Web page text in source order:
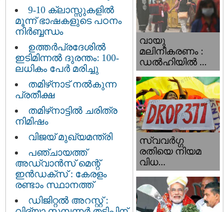
9-10 ക്ലാസ്സുകളിൽ
മൂന്ന് ഭാഷകളുടെ പഠനം
നിർബ്ബന്ധം
ഉത്തർപ്രദേശിൽ
ഇടിമിന്നൽ ദുരന്തം: 100-
ലധികം പേർ മരിച്ചു
തമിഴ്‌നാട് നൽകുന്ന
പ്രതീക്ഷ
തമിഴ്‌നാട്ടില്‍ ചരിത്ര
നിമിഷം
വിജയ് മുഖ്യമന്ത്രി
പഞ്ചായത്ത്
അഡ്വാൻസ് മെന്റ്
ഇൻഡക്സ് : കേരളം
രണ്ടാം സ്ഥാനത്ത്
ഡിജിറ്റൽ അറസ്റ്റ് :
വായു
മലിനീകരണം :
ഡൽഹിയിൽ ...
സ്വവര്‍ഗ്ഗ
രതിയെ നിയമ
വിധ...